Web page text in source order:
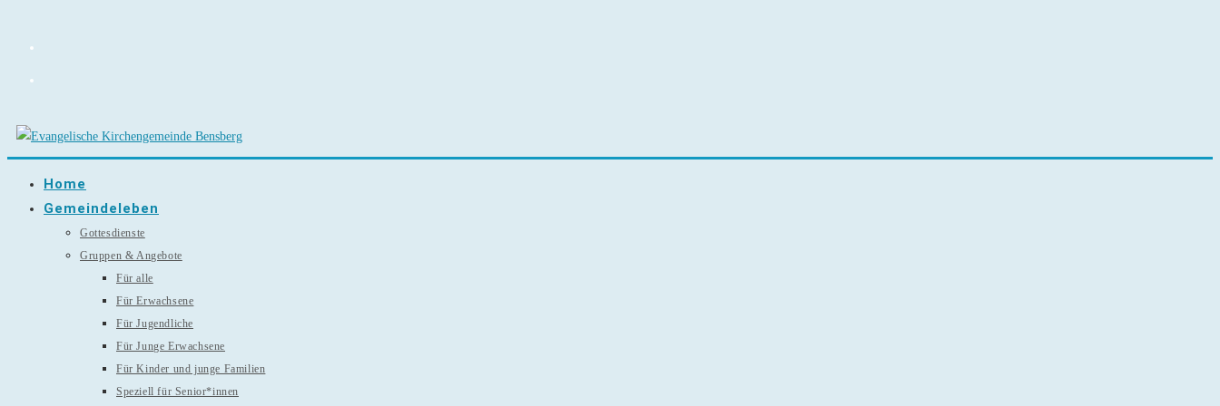
Home
Gemeindeleben
Gottesdienste
Gruppen & Angebote
Für alle
Für Erwachsene
Für Jugendliche
Für Junge Erwachsene
Für Kinder und junge Familien
Speziell für Senior*innen